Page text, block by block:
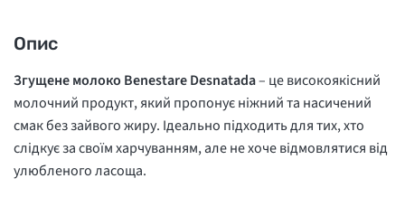
Опис
Згущене молоко Benestare Desnatada– це високоякісний
молочний продукт, який пропонує ніжний та насичений
смак без зайвого жиру. Ідеально підходить для тих, хто
слідкує за своїм харчуванням, але не хоче відмовлятися від
улюбленого ласоща.